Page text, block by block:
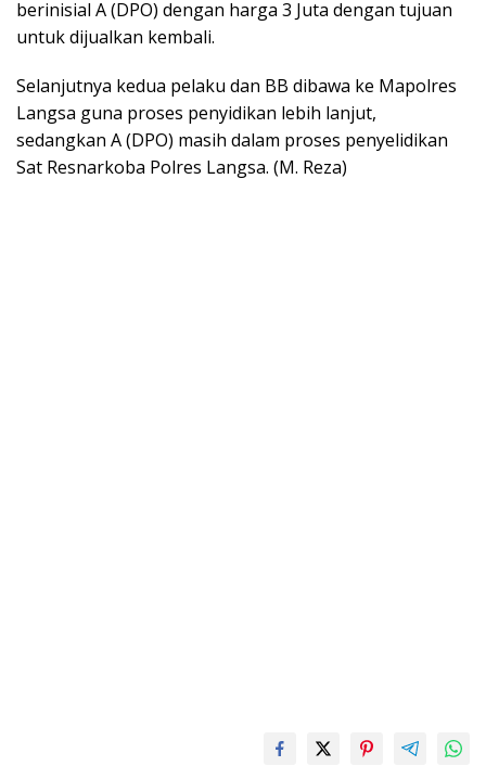
berinisial A (DPO) dengan harga 3 Juta dengan tujuan
untuk dijualkan kembali.
Selanjutnya kedua pelaku dan BB dibawa ke Mapolres
Langsa guna proses penyidikan lebih lanjut,
sedangkan A (DPO) masih dalam proses penyelidikan
Sat Resnarkoba Polres Langsa. (M. Reza)